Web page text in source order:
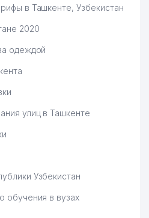
в Ташкенте, Узбекистан
2020
одеждой
улиц в Ташкенте
Узбекистан
обучения в вузах